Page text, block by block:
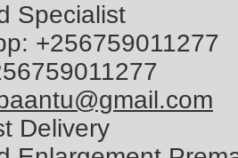
Specialist
+256759011277
Delivery